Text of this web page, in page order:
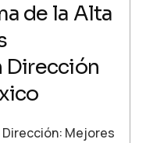
de la Alta
Dirección
Dirección: Mejores